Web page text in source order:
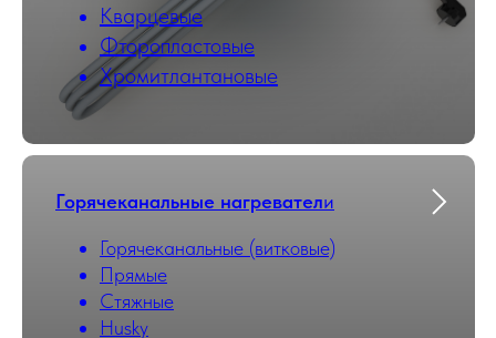
Кварцевые
Фторопластовые
Хромитлантановые
Горячеканальные нагреватели
Горячеканальные (витковые)
Прямые
Стяжные
Husky